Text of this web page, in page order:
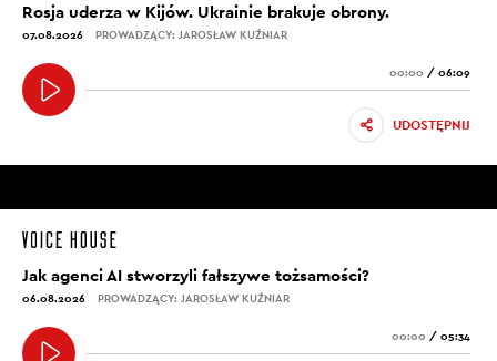
Rosja uderza w Kijów. Ukrainie brakuje obrony.
07.08.2026 PROWADZĄCY: JAROSŁAW KUŹNIAR
00:00 / 06:09
UDOSTĘPNIJ
Jak agenci AI stworzyli fałszywe tożsamości?
06.08.2026 PROWADZĄCY: JAROSŁAW KUŹNIAR
00:00 / 05:34